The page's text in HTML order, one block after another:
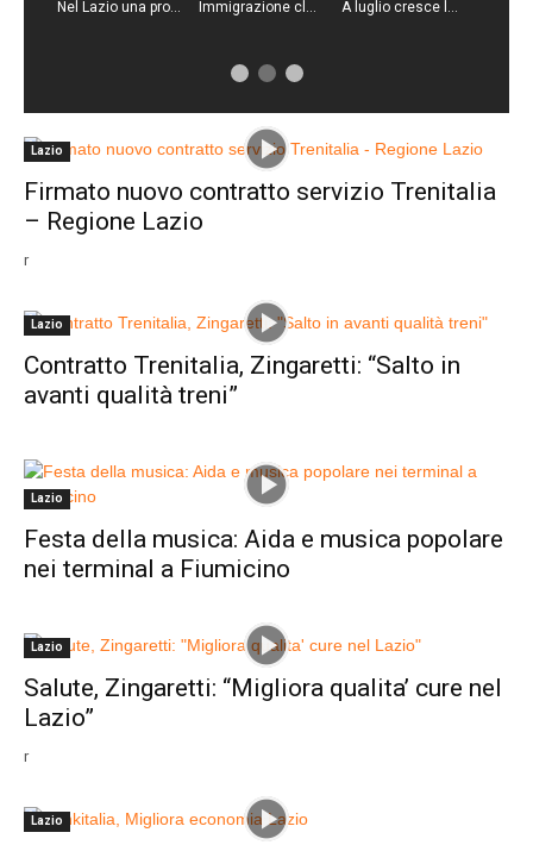
Lazio
Firmato nuovo contratto servizio Trenitalia
– Regione Lazio
r
Lazio
Contratto Trenitalia, Zingaretti: “Salto in
avanti qualità treni”
Lazio
Festa della musica: Aida e musica popolare
nei terminal a Fiumicino
Lazio
Salute, Zingaretti: “Migliora qualita’ cure nel
Lazio”
r
Lazio